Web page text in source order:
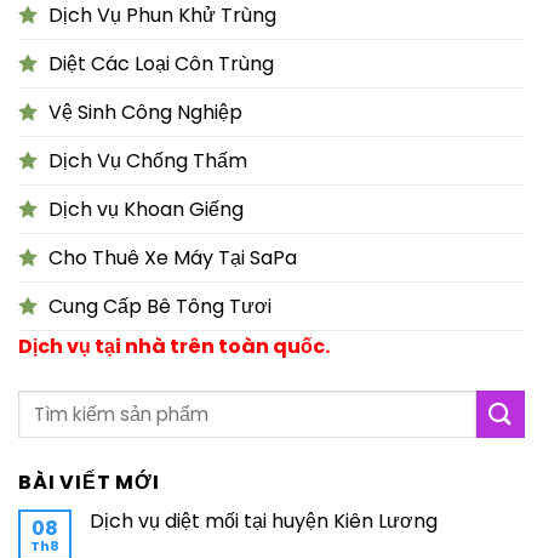
Dịch Vụ Phun Khử Trùng
Diệt Các Loại Côn Trùng
Vệ Sinh Công Nghiệp
Dịch Vụ Chống Thấm
Dịch vụ Khoan Giếng
Cho Thuê Xe Máy Tại SaPa
Cung Cấp Bê Tông Tươi
Dịch vụ tại nhà trên toàn quốc.
BÀI VIẾT MỚI
08
Th8
Dịch vụ diệt mối tại huyện Kiên Lương